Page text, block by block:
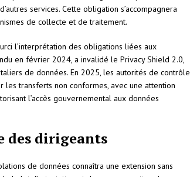
services. Cette obligation s’accompagnera
de collecte et de traitement.
l’interprétation des obligations liées aux
en février 2024, a invalidé le Privacy Shield 2.0,
de données. En 2025, les autorités de contrôle
les transferts non conformes, avec une attention
l’accès gouvernemental aux données
des dirigeants
de données connaîtra une extension sans